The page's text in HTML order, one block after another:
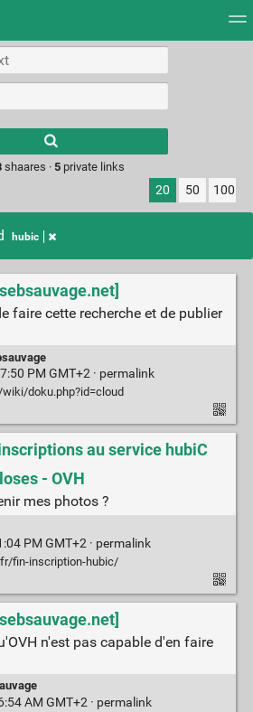
results.
shaares · 5private links
20 50 100
hubic
faire cette recherche et de publier
PM GMT+2 · permalink
doku.php?id=cloud
au service hubiC
- OVH
mes photos ?
PM GMT+2 · permalink
fin-inscription-hubic/
n'est pas capable d'en faire
AM GMT+2 · permalink